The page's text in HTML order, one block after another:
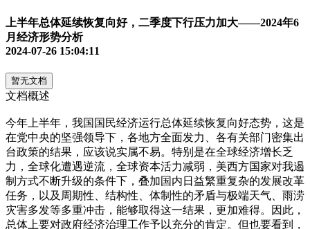
上半年总体延续恢复向好，二季度下行压力加大——2024年6
月经济形势分析
2024-07-26 15:04:11
暂无文档
文档概述
今年上半年，我国国民经济运行总体延续恢复向好态势，这是
在党中央的坚强领导下，各地方全面发力、各有关部门密集出
台政策的结果，应该说实属不易。特别是在全球经济增长乏
力，全球化遭遇逆流，全球资本活力减弱，美西方国家对我遏
制方式不断升级的条件下，叠加国内日益繁重复杂的发展改革
任务，以及周期性、结构性、体制性的矛盾与极端天气、雨涝
灾害多发等多重冲击，能够取得这一结果，更加难得。因此，
总体上要对政府经济治理工作予以充分的肯定。但也要看到，